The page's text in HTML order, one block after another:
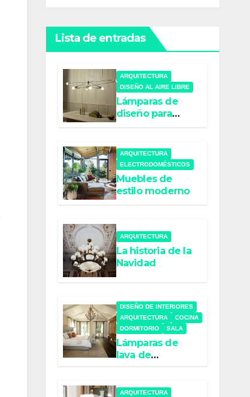
Lista de entradas
ARQUITECTURA
DISEÑO AL AIRE LIBRE
Lámparas de
diseño para
interiores:
estilo
ARQUITECTURA
ELECTRODOMÉSTICOS
Muebles de
estilo moderno
ARQUITECTURA
La historia de la
Navidad
DISEÑO DE INTERIORES
ARQUITECTURA
COCINA
DORMITORIO
SALA
Lámparas de
lava de
ARQUITECTURA